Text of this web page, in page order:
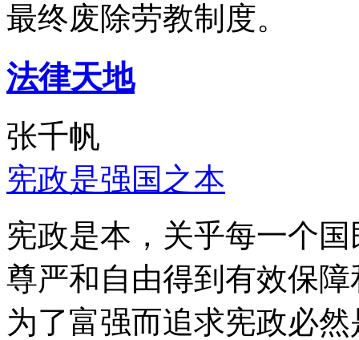
最终废除劳教制度。
法律天地
张千帆
宪政是强国之本
宪政是本，关乎每一个
尊严和自由得到有效保
为了富强而追求宪政必